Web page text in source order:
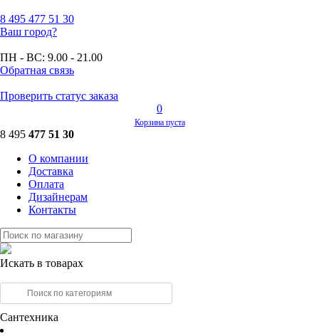
8 495 477 51 30
Ваш город?
ПН - ВС: 9.00 - 21.00
Обратная связь
Проверить статус заказа
0
Корзина пуста
8 495 477 51 30
О компании
Доставка
Оплата
Дизайнерам
Контакты
Искать в товарах
Сантехника